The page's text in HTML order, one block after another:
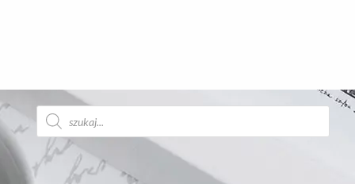
Wyszukiwarka
produktów